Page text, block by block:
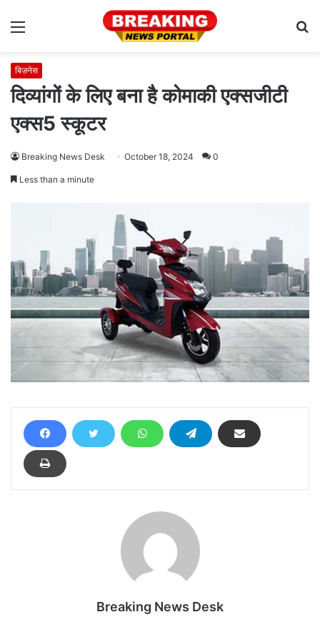
Menu
बिज़नेस
दिव्यांगों के लिए बना है कोमाकी एक्सजीटी
एक्स5 स्कूटर
Breaking News Desk October 18, 2024 0
Less than a minute
Breaking News Desk